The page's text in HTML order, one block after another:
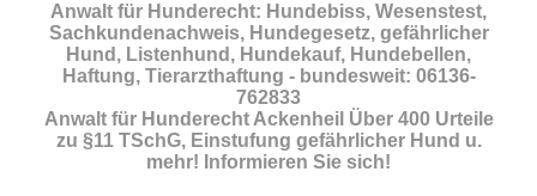
Anwalt für Hunderecht: Hundebiss, Wesenstest,
Sachkundenachweis, Hundegesetz, gefährlicher
Hund, Listenhund, Hundekauf, Hundebellen,
Haftung, Tierarzthaftung - bundesweit: 06136-
762833
Anwalt für Hunderecht Ackenheil Über 400 Urteile
zu §11 TSchG, Einstufung gefährlicher Hund u.
mehr! Informieren Sie sich!